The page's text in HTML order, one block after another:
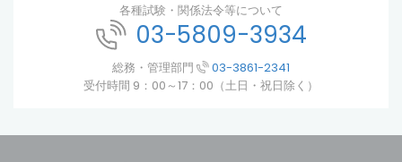
各種試験・関係法令等について
03-5809-3934
総務・管理部門
03-3861-2341
受付時間 9：00～17：00（土日・祝日除く）